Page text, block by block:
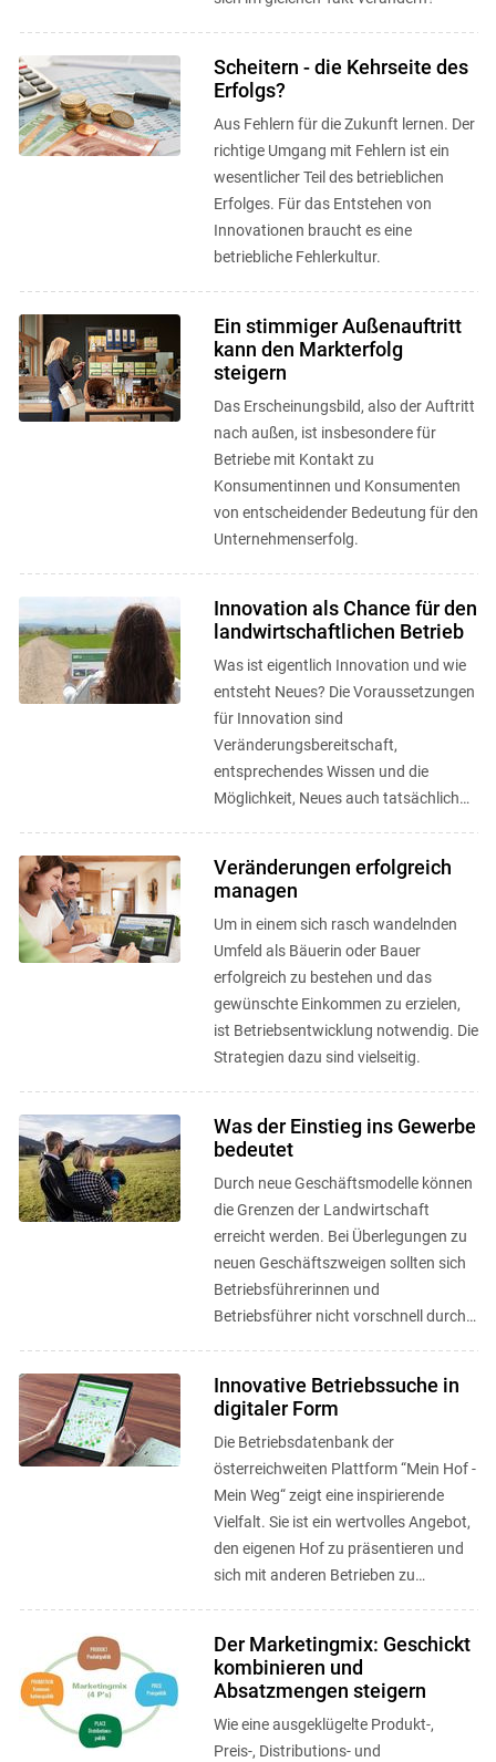
Scheitern - die Kehrseite des
Erfolgs?
Aus Fehlern für die Zukunft lernen. Der
richtige Umgang mit Fehlern ist ein
wesentlicher Teil des betrieblichen
Erfolges. Für das Entstehen von
Innovationen braucht es eine
betriebliche Fehlerkultur.
Ein stimmiger Außenauftritt
kann den Markterfolg
steigern
Das Erscheinungsbild, also der Auftritt
nach außen, ist insbesondere für
Betriebe mit Kontakt zu
Konsumentinnen und Konsumenten
von entscheidender Bedeutung für den
Unternehmenserfolg.
Innovation als Chance für den
landwirtschaftlichen Betrieb
Was ist eigentlich Innovation und wie
entsteht Neues? Die Voraussetzungen
für Innovation sind
Veränderungsbereitschaft,
entsprechendes Wissen und die
Möglichkeit, Neues auch tatsächlich
Veränderungen erfolgreich
managen
Um in einem sich rasch wandelnden
Umfeld als Bäuerin oder Bauer
erfolgreich zu bestehen und das
gewünschte Einkommen zu erzielen,
ist Betriebsentwicklung notwendig. Die
Strategien dazu sind vielseitig.
Was der Einstieg ins Gewerbe
bedeutet
Durch neue Geschäftsmodelle können
die Grenzen der Landwirtschaft
erreicht werden. Bei Überlegungen zu
neuen Geschäftszweigen sollten sich
Betriebsführerinnen und
Betriebsführer nicht vorschnell durch
Innovative Betriebssuche in
digitaler Form
Die Betriebsdatenbank der
österreichweiten Plattform “Mein Hof -
Mein Weg“ zeigt eine inspirierende
Vielfalt. Sie ist ein wertvolles Angebot,
den eigenen Hof zu präsentieren und
sich mit anderen Betrieben zu
Der Marketingmix: Geschickt
kombinieren und
Absatzmengen steigern
Wie eine ausgeklügelte Produkt-,
Preis-, Distributions- und